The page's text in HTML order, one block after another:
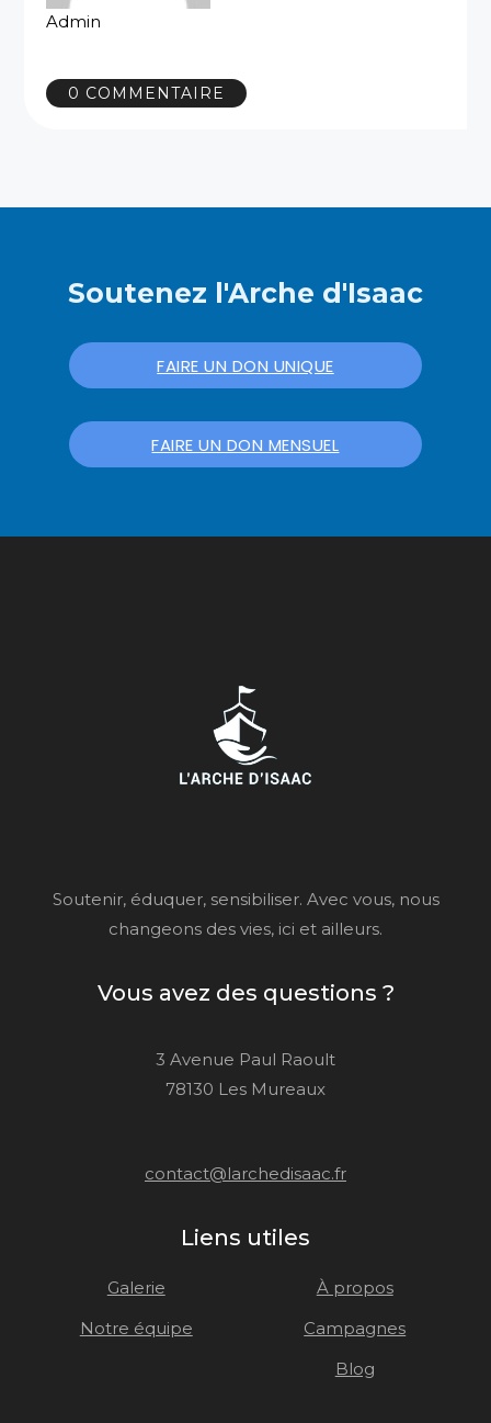
Admin
0 COMMENTAIRE
Soutenez l'Arche d'Isaac
FAIRE UN DON UNIQUE
FAIRE UN DON MENSUEL
Soutenir, éduquer, sensibiliser. Avec vous, nous
changeons des vies, ici et ailleurs.
Vous avez des questions ?
3 Avenue Paul Raoult
78130 Les Mureaux
contact@larchedisaac.fr
Liens utiles
Galerie
Notre équipe
À propos
Campagnes
Blog